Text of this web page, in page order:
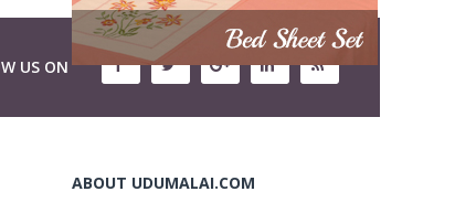
US ON
ABOUT UDUMALAI.COM